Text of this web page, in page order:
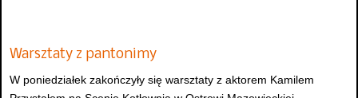
Warsztaty z pantonimy
W poniedziałek zakończyły się warsztaty z aktorem Kamilem